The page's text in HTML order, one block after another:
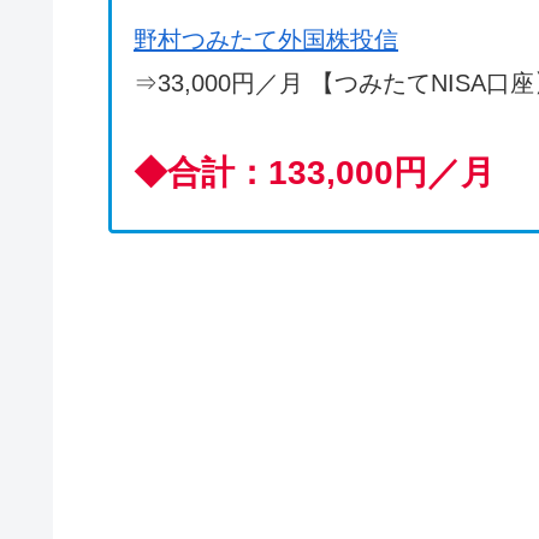
野村つみたて外国株投信
⇒33,000円／月 【つみたてNISA口座
◆合計：133,000円／月